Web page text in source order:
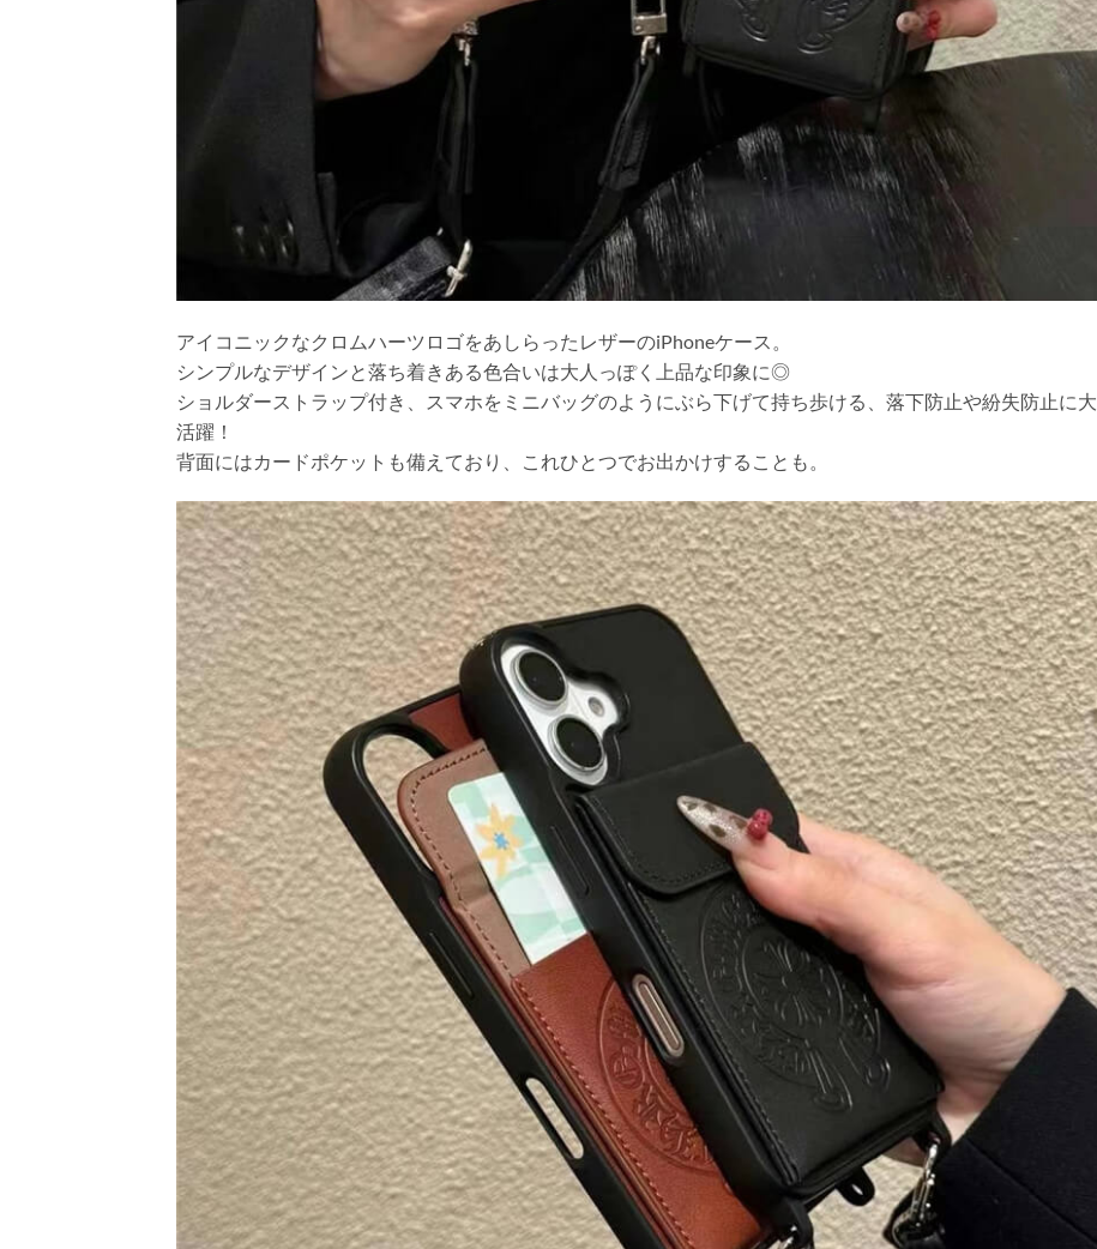
アイコニックなクロムハーツロゴをあしらったレザーのiPhoneケース。
シンプルなデザインと落ち着きある色合いは大人っぽく上品な印象に◎
ショルダーストラップ付き、スマホをミニバッグのようにぶら下げて持ち歩ける、落下防止や紛失防止に大
活躍！
背面にはカードポケットも備えており、これひとつでお出かけすることも。